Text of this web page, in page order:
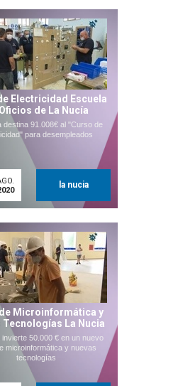
Electricidad Escuela
de La Nucía
destina 91.008€ al "Curso de
para desempleados
la nucia
Microinformática y
Tecnologías La Nucia
invierte 50.000 € en un nuevo
microinformática y nuevas
tecnologías